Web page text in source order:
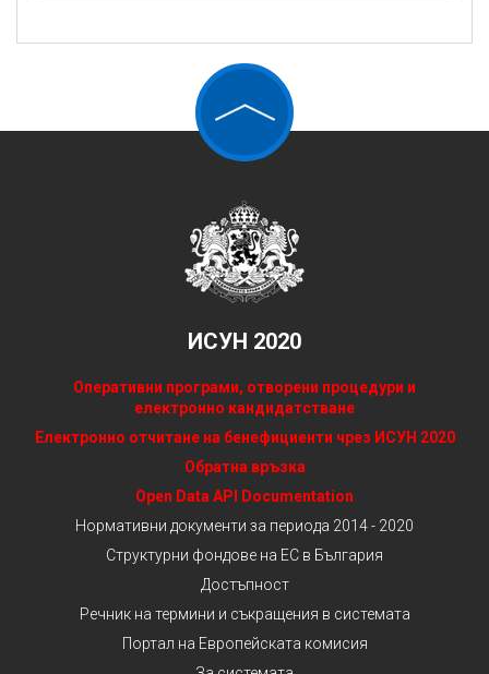
ИСУН 2020
Оперативни програми, отворени процедури и
електронно кандидатстване
Електронно отчитане на бенефициенти чрез ИСУН 2020
Обратна връзка
Open Data API Documentation
Нормативни документи за периода 2014 - 2020
Структурни фондове на ЕС в България
Достъпност
Речник на термини и съкращения в системата
Портал на Европейската комисия